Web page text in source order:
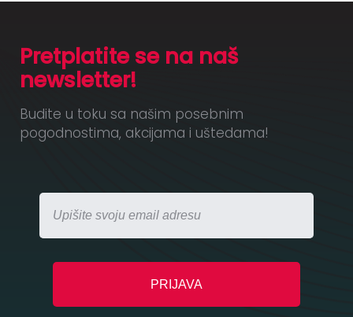
Pretplatite se na naš
newsletter!
Budite u toku sa našim posebnim
pogodnostima, akcijama i uštedama!